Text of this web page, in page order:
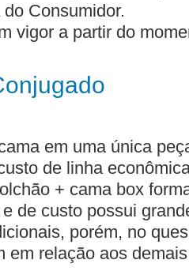
Consumidor.
vigor a partir do
em uma única
de linha
+ cama box
de custo possui
porém, no
em relação aos